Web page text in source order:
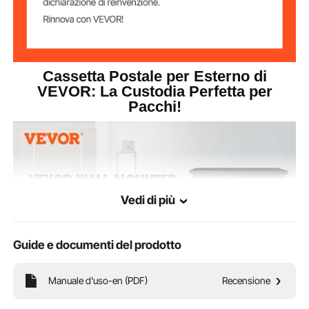
Cassetta Postale per Esterno di
VEVOR: La Custodia Perfetta per
Pacchi!
Vedi di più
Guide e documenti del prodotto
Manuale d'uso-en (PDF) Recensione